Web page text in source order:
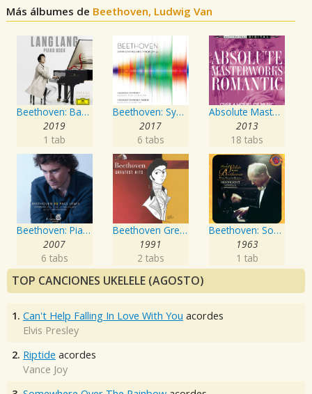
Más álbumes de Beethoven, Ludwig Van
Beethoven: Bagatelle No. 25 in A Minor, WoO 59 "Für Elise"
2019
1 tab
Beethoven: Symphony No. 9 in D Minor, Op. 125
2017
6 tabs
Absolute Masterworks - Romantic
2013
18 tabs
Beethoven: Piano Sonatas, Vol.3
2007
6 tabs
Beethoven Greatest Hits
1991
2 tabs
Beethoven: Sonatas for Piano No. 14, 8, & 23 - Expanded Edition
1963
1 tab
TOP CANCIONES UKELELE (AGOSTO)
1. Can't Help Falling In Love With You acordes
Elvis Presley
2. Riptide acordes
Vance Joy